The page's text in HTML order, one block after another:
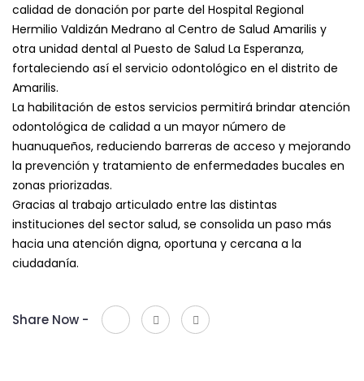
calidad de donación por parte del Hospital Regional
Hermilio Valdizán Medrano al Centro de Salud Amarilis y
otra unidad dental al Puesto de Salud La Esperanza,
fortaleciendo así el servicio odontológico en el distrito de
Amarilis.
La habilitación de estos servicios permitirá brindar atención
odontológica de calidad a un mayor número de
huanuqueños, reduciendo barreras de acceso y mejorando
la prevención y tratamiento de enfermedades bucales en
zonas priorizadas.
Gracias al trabajo articulado entre las distintas
instituciones del sector salud, se consolida un paso más
hacia una atención digna, oportuna y cercana a la
ciudadanía.
Share Now -